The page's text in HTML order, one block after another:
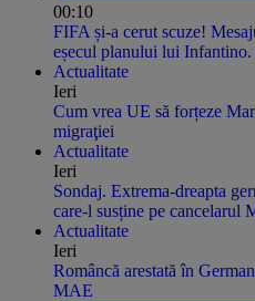
00:10
FIFA și-a cerut scuze!
eșecul planului lui
Actualitate
Ieri
Cum vrea UE să forțeze
migraţiei
Actualitate
Ieri
Sondaj. Extrema-dreapta
care-l susține pe cancelarul
Actualitate
Ieri
Româncă arestată în
MAE